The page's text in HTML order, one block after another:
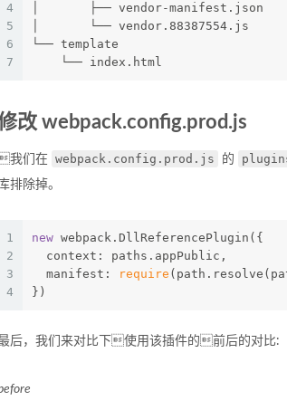
4
5
6
7
│       ├── vendor-manifest.json
│       └── vendor.88387554.js
└── template
    └── index.html
改 webpack.config.prod.js
我们在 webpack.config.prod.js 的
排除掉。
1
2
3
4
new webpack.DllReferencePlugin({
  context: paths.appPublic,
  manifest:
require
})
后，我们来对比下使用该插件的前后的对比: